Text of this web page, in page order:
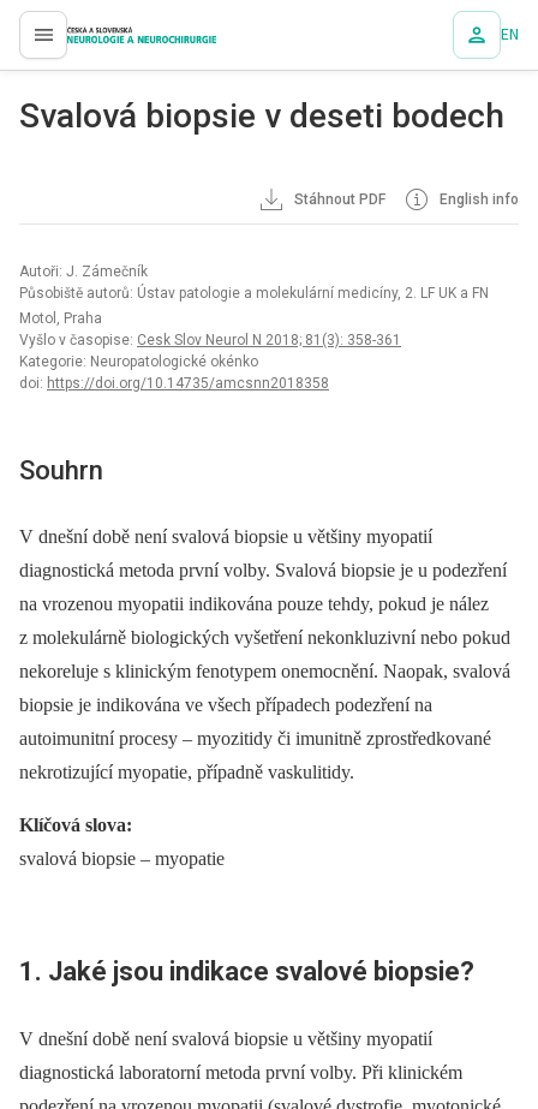
proLékaře.cz EN
Svalová bio­psie v deseti bodech
Stáhnout PDF English info
Autoři: J. Zámečník
Působiště autorů: Ústav patologie a molekulární medicíny, 2. LF UK a FN
Motol, Praha
Vyšlo v časopise: Cesk Slov Neurol N 2018; 81(3): 358-361
Kategorie: Neuropatologické okénko
doi: https://doi.org/10.14735/amcsnn2018358
Souhrn
V dnešní době není svalová biopsie u většiny myopatií
diagnostická metoda první volby. Svalová biopsie je u podezření
na vrozenou myopatii indikována pouze tehdy, pokud je nález
z molekulárně biologických vyšetření nekonkluzivní nebo pokud
nekoreluje s klinickým fenotypem onemocnění. Naopak, svalová
biopsie je indikována ve všech případech podezření na
autoimunitní procesy –⁠ myozitidy či imunitně zprostředkované
nekrotizující myopatie, případně vaskulitidy.
Klíčová slova:
svalová biopsie –⁠ myopatie
1. Jaké jsou indikace svalové biopsie?
V dnešní době není svalová biopsie u většiny myopatií
diagnostická laboratorní metoda první volby. Při klinickém